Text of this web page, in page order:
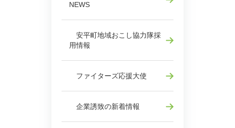
NEWS
安平町地域おこし協力隊採
用情報
ファイターズ応援大使
企業誘致の新着情報